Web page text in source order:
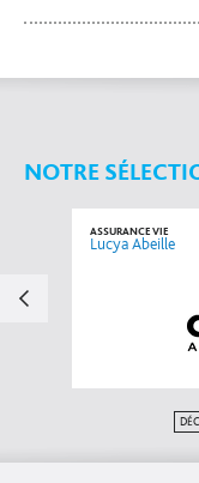
NOTRE
ASSURANCE VIE
Lucya Abeille